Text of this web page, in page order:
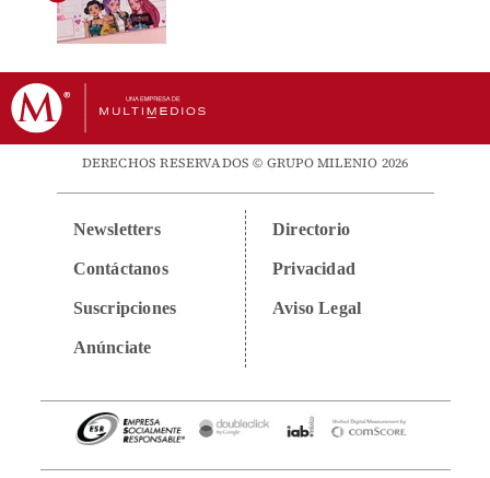
DERECHOS RESERVADOS © GRUPO MILENIO 2026
Newsletters
Contáctanos
Suscripciones
Anúnciate
Directorio
Privacidad
Aviso Legal